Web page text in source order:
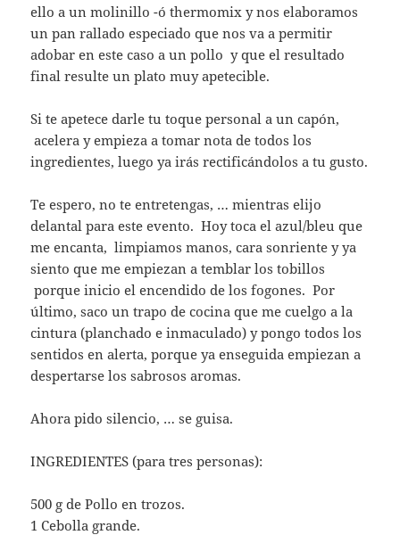
ello a un molinillo -ó thermomix y nos elaboramos
un pan rallado especiado que nos va a permitir
adobar en este caso a un pollo y que el resultado
final resulte un plato muy apetecible.
Si te apetece darle tu toque personal a un capón,
acelera y empieza a tomar nota de todos los
ingredientes, luego ya irás rectificándolos a tu gusto.
Te espero, no te entretengas, … mientras elijo
delantal para este evento. Hoy toca el azul/bleu que
me encanta, limpiamos manos, cara sonriente y ya
siento que me empiezan a temblar los tobillos
porque inicio el encendido de los fogones. Por
último, saco un trapo de cocina que me cuelgo a la
cintura (planchado e inmaculado) y pongo todos los
sentidos en alerta, porque ya enseguida empiezan a
despertarse los sabrosos aromas.
Ahora pido silencio, … se guisa.
INGREDIENTES (para tres personas):
500 g de Pollo en trozos.
1 Cebolla grande.